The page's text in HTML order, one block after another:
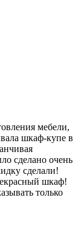
мебели,
шкаф-купе в
сделано очень
сделали!
шкаф!
только